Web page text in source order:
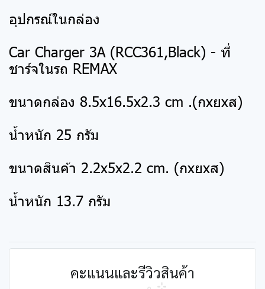
อุปกรณ์ในกล่อง
Car Charger 3A (RCC361,Black) - ที่
ชาร์จในรถ REMAX
ขนาดกล่อง 8.5x16.5x2.3 cm .(กxยxส)
น้ำหนัก 25 กรัม
ขนาดสินค้า 2.2x5x2.2 cm. (กxยxส)
น้ำหนัก 13.7 กรัม
คะแนนและรีวิวสินค้า